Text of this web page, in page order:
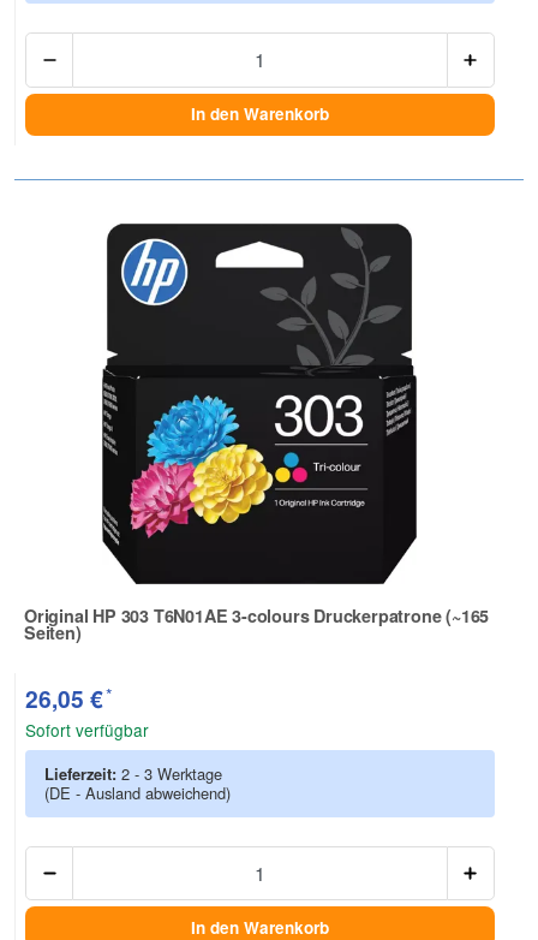
In den Warenkorb
Original HP 303 T6N01AE 3-colours Druckerpatrone (~165
Seiten)
Zur Artikelbewertung
26,05 €*
Sofort verfügbar
Lieferzeit: 2 - 3 Werktage
(DE - Ausland abweichend)
In den Warenkorb